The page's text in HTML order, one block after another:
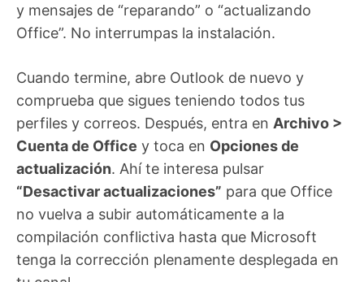
y mensajes de “reparando” o “actualizando
Office”. No interrumpas la instalación.
Cuando termine, abre Outlook de nuevo y
comprueba que sigues teniendo todos tus
perfiles y correos. Después, entra en Archivo >
Cuenta de Office y toca en Opciones de
actualización. Ahí te interesa pulsar
“Desactivar actualizaciones” para que Office
no vuelva a subir automáticamente a la
compilación conflictiva hasta que Microsoft
tenga la corrección plenamente desplegada en